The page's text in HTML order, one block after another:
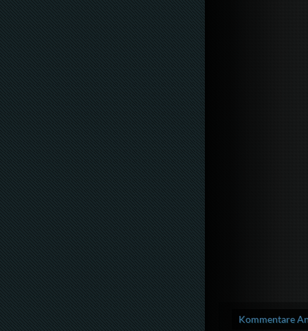
Kommentare